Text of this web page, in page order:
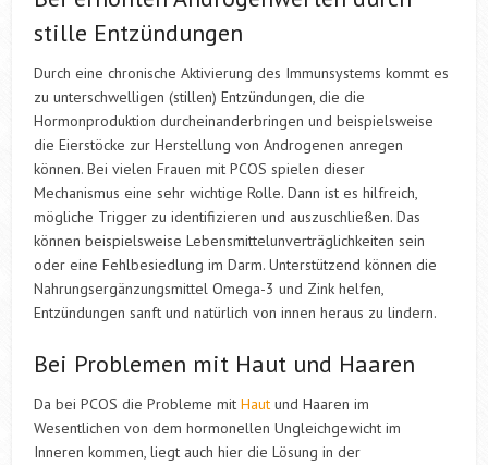
stille Entzündungen
Durch eine chronische Aktivierung des Immunsystems kommt es
zu unterschwelligen (stillen) Entzündungen, die die
Hormonproduktion durcheinanderbringen und beispielsweise
die Eierstöcke zur Herstellung von Androgenen anregen
können. Bei vielen Frauen mit PCOS spielen dieser
Mechanismus eine sehr wichtige Rolle. Dann ist es hilfreich,
mögliche Trigger zu identifizieren und auszuschließen. Das
können beispielsweise Lebensmittelunverträglichkeiten sein
oder eine Fehlbesiedlung im Darm. Unterstützend können die
Nahrungsergänzungsmittel Omega-3 und Zink helfen,
Entzündungen sanft und natürlich von innen heraus zu lindern.
Bei Problemen mit Haut und Haaren
Da bei PCOS die Probleme mitHaut und Haaren im
Wesentlichen von dem hormonellen Ungleichgewicht im
Inneren kommen, liegt auch hier die Lösung in der